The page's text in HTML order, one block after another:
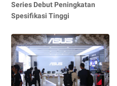
Series Debut Peningkatan
Spesifikasi Tinggi